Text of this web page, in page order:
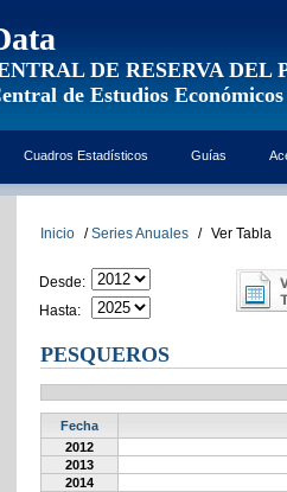
DE RESERVA DEL
de Estudios Económicos
Cuadros Estadísticos Guías
Inicio / Series Anuales / Ver Tabla
Desde:
Hasta:
PESQUEROS
Fecha
2012
2013
2014